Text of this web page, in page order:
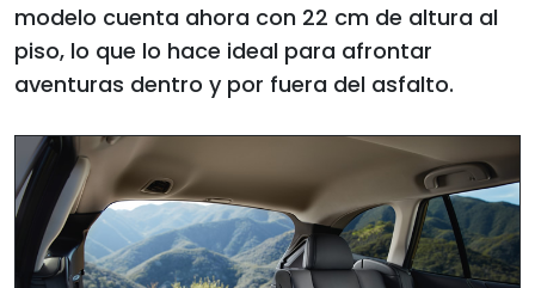
modelo cuenta ahora con 22 cm de altura al
piso, lo que lo hace ideal para afrontar
aventuras dentro y por fuera del asfalto.